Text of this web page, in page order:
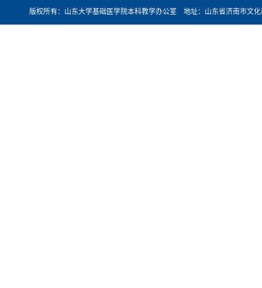
版权所有：山东大学基础医学院本科教学办公室 地址：山东省济南市文